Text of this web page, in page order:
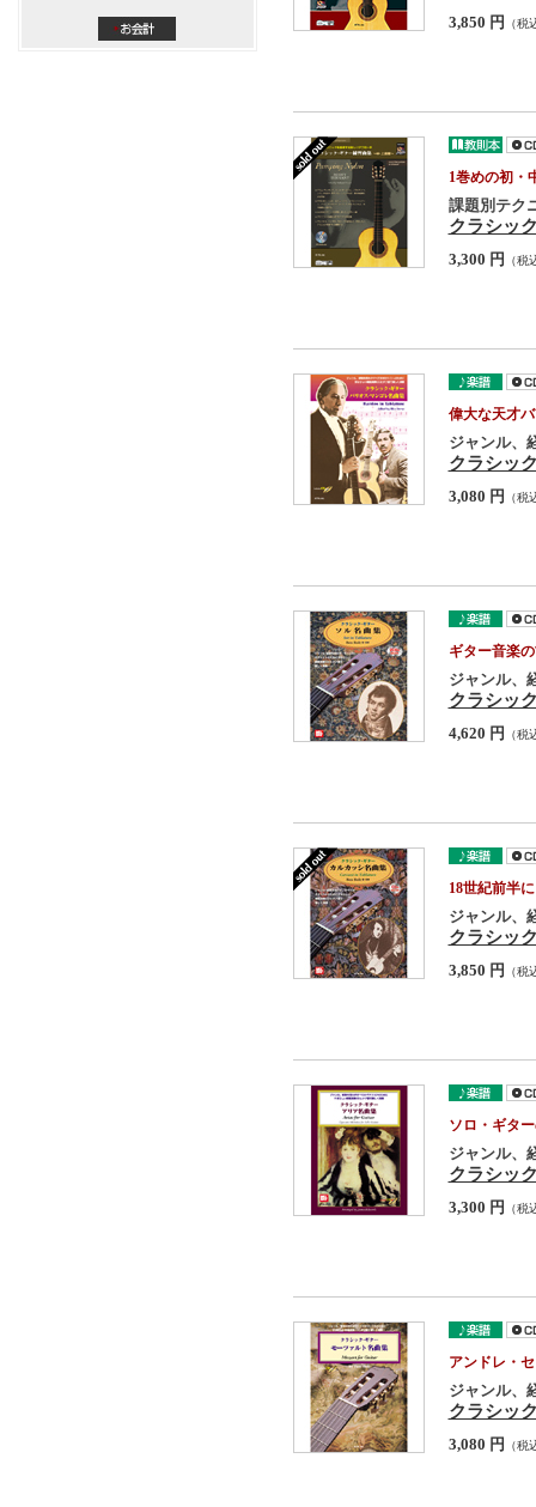
3,850 円 （税
1巻めの初・
課題別テク
クラシッ
3,300 円 （税
偉大な天才
ジャンル、
クラシッ
3,080 円 （税
ギター音楽
ジャンル、
クラシッ
4,620 円 （税
18世紀前半
ジャンル、
クラシッ
3,850 円 （税
ソロ・ギタ
ジャンル、
クラシッ
3,300 円 （税
アンドレ・
ジャンル、
クラシッ
3,080 円 （税